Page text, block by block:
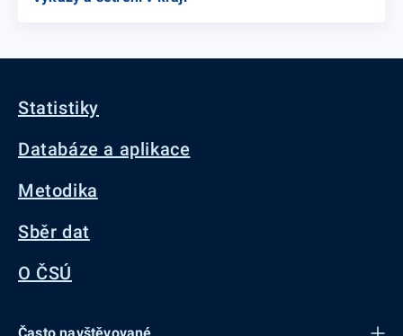
Statistiky
Databáze a aplikace
Metodika
Sběr dat
O ČSÚ